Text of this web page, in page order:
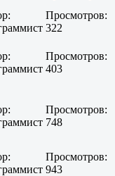
Просмотров:
322
Просмотров:
403
Просмотров:
748
Просмотров:
943